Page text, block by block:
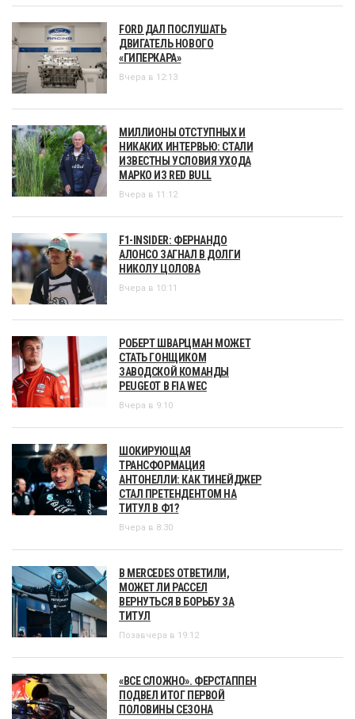
FORD ДАЛ ПОСЛУШАТЬ
ДВИГАТЕЛЬ НОВОГО
«ГИПЕРКАРА»
Вчера в 12:13
МИЛЛИОНЫ ОТСТУПНЫХ И
НИКАКИХ ИНТЕРВЬЮ: СТАЛИ
ИЗВЕСТНЫ УСЛОВИЯ УХОДА
МАРКО ИЗ RED BULL
Вчера в 11:12
F1-INSIDER: ФЕРНАНДО
АЛОНСО ЗАГНАЛ В ДОЛГИ
НИКОЛУ ЦОЛОВА
Вчера в 10:11
РОБЕРТ ШВАРЦМАН МОЖЕТ
СТАТЬ ГОНЩИКОМ
ЗАВОДСКОЙ КОМАНДЫ
PEUGEOT В FIA WEC
Вчера в 9:10
ШОКИРУЮЩАЯ
ТРАНСФОРМАЦИЯ
АНТОНЕЛЛИ: КАК ТИНЕЙДЖЕР
СТАЛ ПРЕТЕНДЕНТОМ НА
ТИТУЛ В Ф1?
Вчера в 8:30
В MERCEDES ОТВЕТИЛИ,
МОЖЕТ ЛИ РАССЕЛ
ВЕРНУТЬСЯ В БОРЬБУ ЗА
ТИТУЛ
Позавчера в 19:12
«ВСЕ СЛОЖНО». ФЕРСТАППЕН
ПОДВЕЛ ИТОГ ПЕРВОЙ
ПОЛОВИНЫ СЕЗОНА